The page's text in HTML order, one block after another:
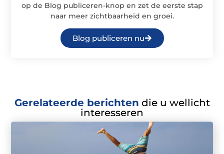
op de Blog publiceren-knop en zet de eerste stap
naar meer zichtbaarheid en groei.
Blog publiceren nu
Gerelateerde berichten die u wellicht
interesseren